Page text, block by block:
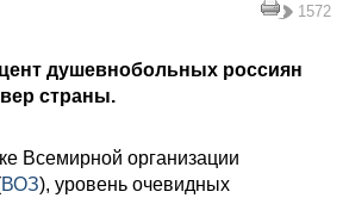
1572
душевнобольных россиян
страны.
Всемирной организации
ВОЗ), уровень очевидных